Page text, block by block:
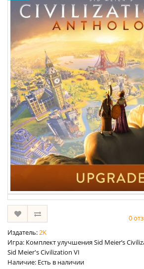
0
Издатель:2K
Игра: Комплект улучшения Sid Meier’s
Sid Meier's Civilization VI
Наличие: Есть в наличии